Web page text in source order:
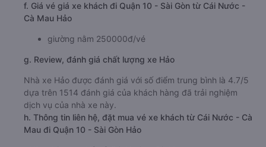
f. Giá vé giá xe khách đi Quận 10 - Sài Gòn từ Cái Nước -
Cà Mau Hảo
giường nằm 250000đ/vé
g. Review, đánh giá chất lượng xe Hảo
Nhà xe Hảo được đánh giá với số điểm trung bình là 4.7/5
dựa trên 1514 đánh giá của khách hàng đã trải nghiệm
dịch vụ của nhà xe này.
h. Thông tin liên hệ, đặt mua vé xe khách từ Cái Nước - Cà
Mau đi Quận 10 - Sài Gòn Hảo